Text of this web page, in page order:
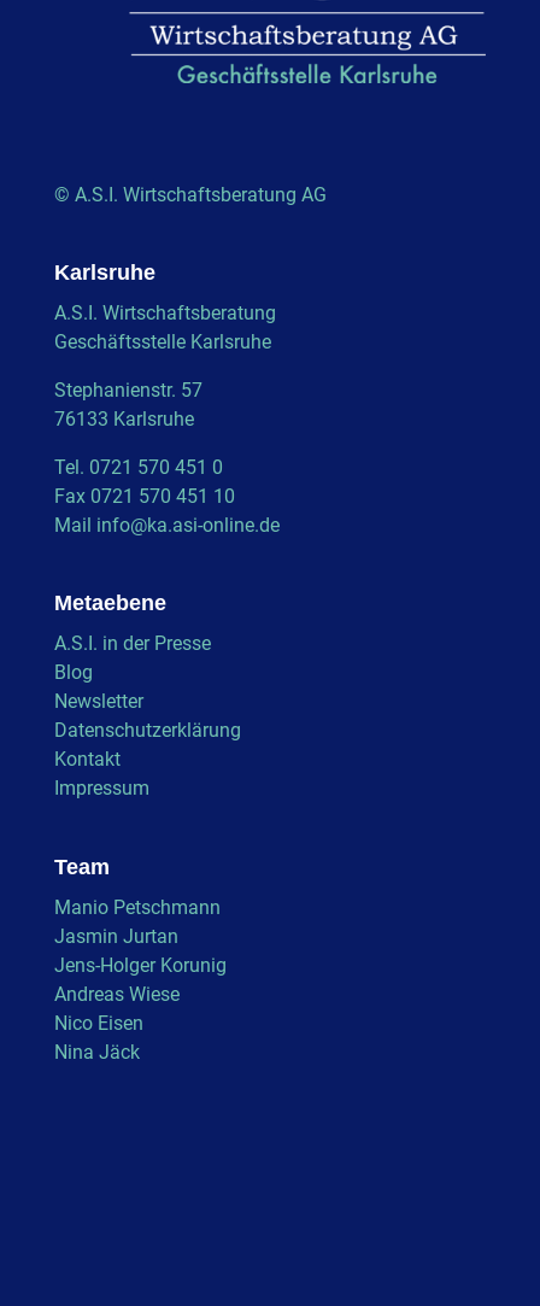
© A.S.I. Wirtschaftsberatung AG
Karlsruhe
A.S.I. Wirtschaftsberatung
Geschäftsstelle Karlsruhe
Stephanienstr. 57
76133 Karlsruhe
Tel. 0721 570 451 0
Fax 0721 570 451 10
Mail info@ka.asi-online.de
Metaebene
A.S.I. in der Presse
Blog
Newsletter
Datenschutzerklärung
Kontakt
Impressum
Team
Manio Petschmann
Jasmin Jurtan
Jens-Holger Korunig
Andreas Wiese
Nico Eisen
Nina Jäck